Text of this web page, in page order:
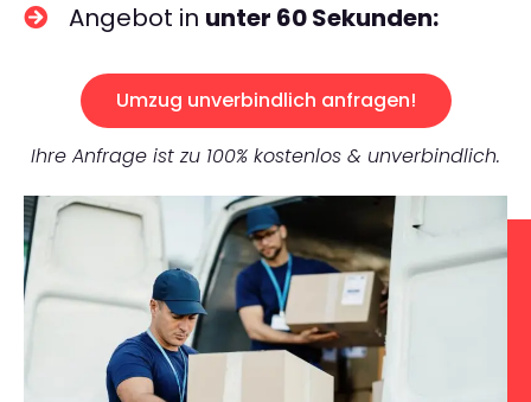
Angebot in unter 60 Sekunden:
Umzug unverbindlich anfragen!
Ihre Anfrage ist zu 100% kostenlos & unverbindlich.